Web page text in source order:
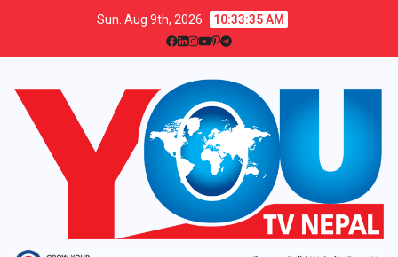
Sun. Aug 9th, 2026 10:33:37 AM